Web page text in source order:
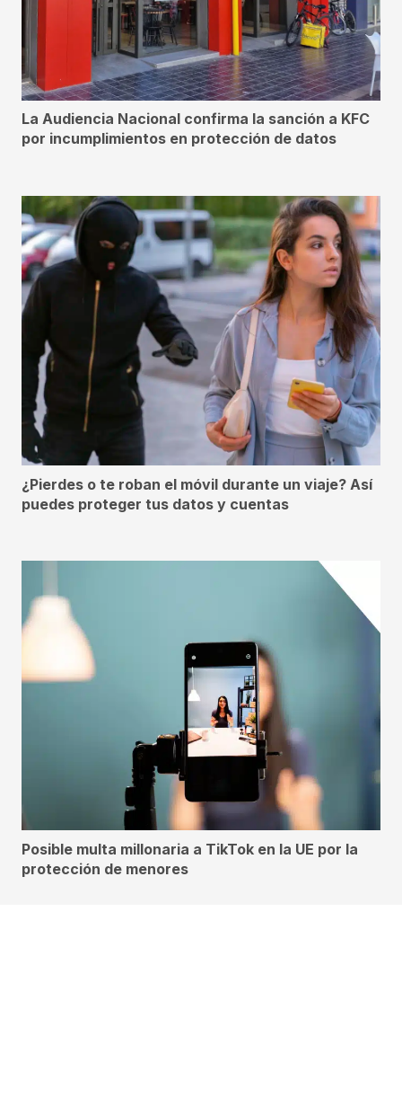
La Audiencia Nacional confirma la sanción a KFC
por incumplimientos en protección de datos
¿Pierdes o te roban el móvil durante un viaje? Así
puedes proteger tus datos y cuentas
Posible multa millonaria a TikTok en la UE por la
protección de menores